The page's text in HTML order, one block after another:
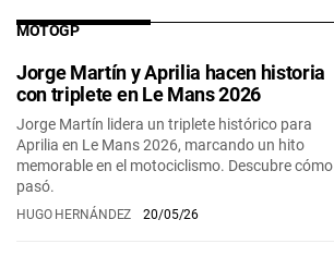
MOTOGP
Jorge Martín y Aprilia hacen historia
con triplete en Le Mans 2026
Jorge Martín lidera un triplete histórico para
Aprilia en Le Mans 2026, marcando un hito
memorable en el motociclismo. Descubre cómo
pasó.
HUGO HERNÁNDEZ 20/05/26